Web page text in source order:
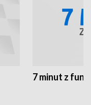
7 minut z